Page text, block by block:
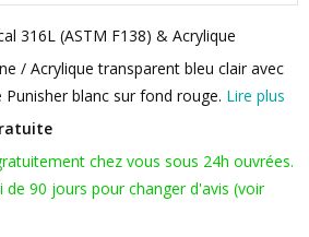
316L (ASTM F138) & Acrylique
/ Acrylique transparent bleu clair avec
blanc sur fond rouge. Lire plus
chez vous sous 24h ouvrées.
de 90 jours pour changer d'avis (voir